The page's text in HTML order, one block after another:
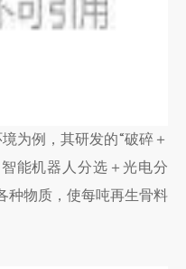
为例，其研发的“破碎＋
能机器人分选＋光电分
种物质，使每吨再生骨料